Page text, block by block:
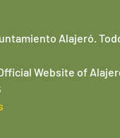
Alajeró.
Website of